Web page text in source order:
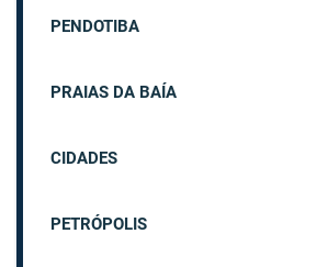
PENDOTIBA
PRAIAS DA BAÍA
CIDADES
PETRÓPOLIS